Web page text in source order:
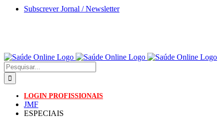
Skip
Subscrever Jornal / Newsletter
Pesquisar
LOGIN PROFISSIONAIS
JMF
ESPECIAIS